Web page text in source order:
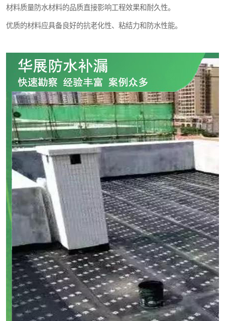
材料质量防水材料的品质直接影响工程效果和耐久性。
优质的材料应具备良好的抗老化性、粘结力和防水性能。